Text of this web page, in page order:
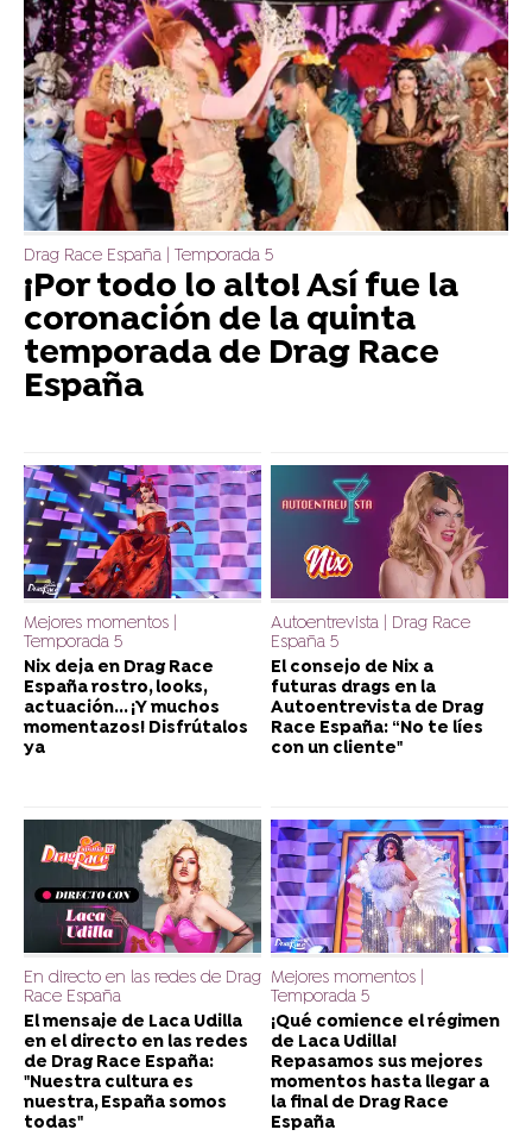
Drag Race España | Temporada 5
¡Por todo lo alto! Así fue la
coronación de la quinta
temporada de Drag Race
España
Mejores momentos |
Temporada 5
Nix deja en Drag Race
España rostro, looks,
actuación... ¡Y muchos
momentazos! Disfrútalos
ya
Autoentrevista | Drag Race
España 5
El consejo de Nix a
futuras drags en la
Autoentrevista de Drag
Race España: “No te líes
con un cliente"
En directo en las redes de Drag
Race España
El mensaje de Laca Udilla
en el directo en las redes
de Drag Race España:
"Nuestra cultura es
nuestra, España somos
todas"
Mejores momentos |
Temporada 5
¡Qué comience el régimen
de Laca Udilla!
Repasamos sus mejores
momentos hasta llegar a
la final de Drag Race
España